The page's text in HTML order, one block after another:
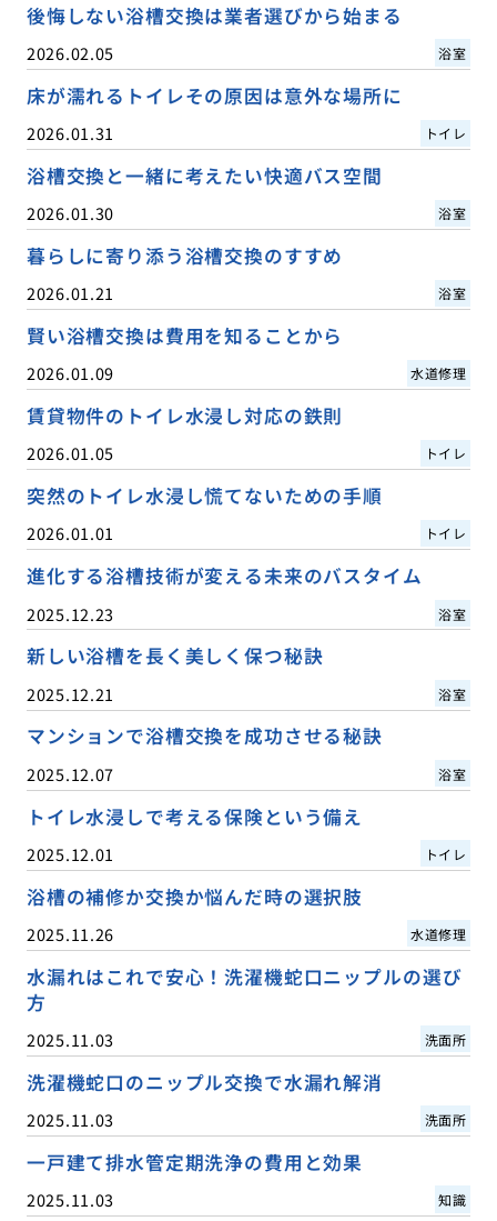
後悔しない浴槽交換は業者選びから始まる
2026.02.05 浴室
床が濡れるトイレその原因は意外な場所に
2026.01.31 トイレ
浴槽交換と一緒に考えたい快適バス空間
2026.01.30 浴室
暮らしに寄り添う浴槽交換のすすめ
2026.01.21 浴室
賢い浴槽交換は費用を知ることから
2026.01.09 水道修理
賃貸物件のトイレ水浸し対応の鉄則
2026.01.05 トイレ
突然のトイレ水浸し慌てないための手順
2026.01.01 トイレ
進化する浴槽技術が変える未来のバスタイム
2025.12.23 浴室
新しい浴槽を長く美しく保つ秘訣
2025.12.21 浴室
マンションで浴槽交換を成功させる秘訣
2025.12.07 浴室
トイレ水浸しで考える保険という備え
2025.12.01 トイレ
浴槽の補修か交換か悩んだ時の選択肢
2025.11.26 水道修理
水漏れはこれで安心！洗濯機蛇口ニップルの選び
方
2025.11.03 洗面所
洗濯機蛇口のニップル交換で水漏れ解消
2025.11.03 洗面所
一戸建て排水管定期洗浄の費用と効果
2025.11.03 知識